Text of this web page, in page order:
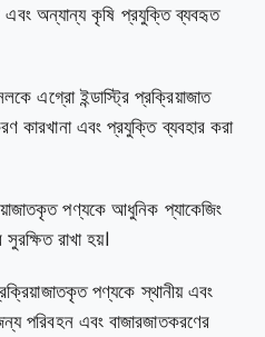
অন্যান্য কৃষি প্রযুক্তি ব্যবহৃত
এগ্রো ইন্ডাস্ট্রি প্রক্রিয়াজাত
কারখানা এবং প্রযুক্তি ব্যবহার করা
পণ্যকে আধুনিক প্যাকেজিং
রাখা হয়।
পণ্যকে স্থানীয় এবং
পরিবহন এবং বাজারজাতকরণের